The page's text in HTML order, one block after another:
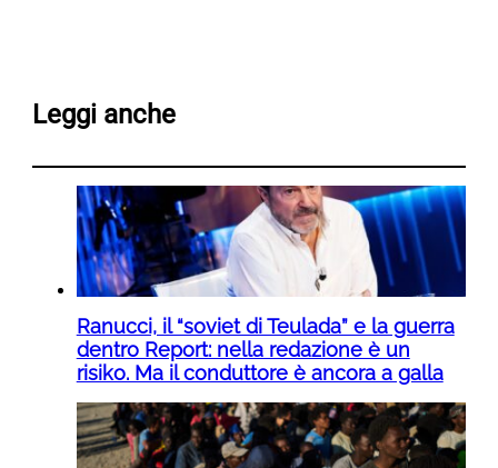
Leggi anche
Ranucci, il “soviet di Teulada” e la guerra
dentro Report: nella redazione è un
risiko. Ma il conduttore è ancora a galla